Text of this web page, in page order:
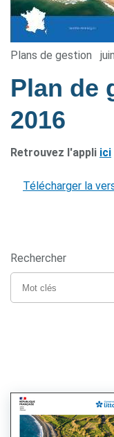
Plans de gestion
Plan de
2016
Retrouvez l'appli ici
Télécharger la
Rechercher